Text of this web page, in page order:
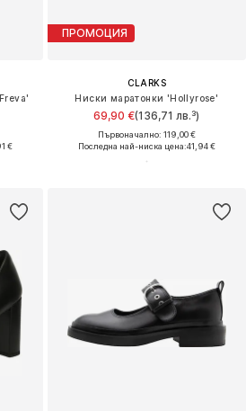
€
ПРОМОЦИЯ
CLARKS
Ниски маратонки 'Hollyrose'
69,90 €(136,71 лв.³)
Първоначално: 119,00 €
Последна най-ниска цена:41,94 €